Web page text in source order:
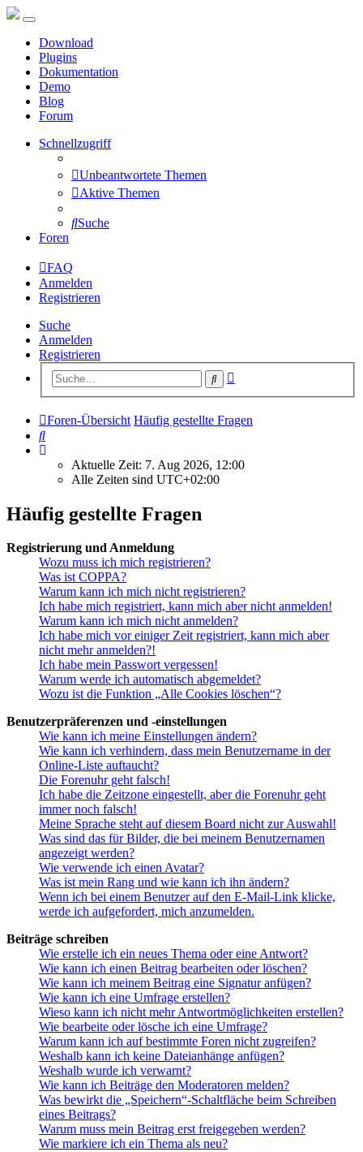
Download
Plugins
Dokumentation
Demo
Blog
Forum
Schnellzugriff
Unbeantwortete Themen
Aktive Themen
Suche
Foren
FAQ
Anmelden
Registrieren
Suche
Anmelden
Registrieren
Suche
Foren-Übersicht Häufig gestellte Fragen
Suche
Aktuelle Zeit: 7. Aug 2026, 12:00
Alle Zeiten sind UTC+02:00
Häufig gestellte Fragen
Registrierung und Anmeldung
Wozu muss ich mich registrieren?
Was ist COPPA?
Warum kann ich mich nicht registrieren?
Ich habe mich registriert, kann mich aber nicht anmelden!
Warum kann ich mich nicht anmelden?
Ich habe mich vor einiger Zeit registriert, kann mich aber
nicht mehr anmelden?!
Ich habe mein Passwort vergessen!
Warum werde ich automatisch abgemeldet?
Wozu ist die Funktion „Alle Cookies löschen“?
Benutzerpräferenzen und -einstellungen
Wie kann ich meine Einstellungen ändern?
Wie kann ich verhindern, dass mein Benutzername in der
Online-Liste auftaucht?
Die Forenuhr geht falsch!
Ich habe die Zeitzone eingestellt, aber die Forenuhr geht
immer noch falsch!
Meine Sprache steht auf diesem Board nicht zur Auswahl!
Was sind das für Bilder, die bei meinem Benutzernamen
angezeigt werden?
Wie verwende ich einen Avatar?
Was ist mein Rang und wie kann ich ihn ändern?
Wenn ich bei einem Benutzer auf den E-Mail-Link klicke,
werde ich aufgefordert, mich anzumelden.
Beiträge schreiben
Wie erstelle ich ein neues Thema oder eine Antwort?
Wie kann ich einen Beitrag bearbeiten oder löschen?
Wie kann ich meinem Beitrag eine Signatur anfügen?
Wie kann ich eine Umfrage erstellen?
Wieso kann ich nicht mehr Antwortmöglichkeiten erstellen?
Wie bearbeite oder lösche ich eine Umfrage?
Warum kann ich auf bestimmte Foren nicht zugreifen?
Weshalb kann ich keine Dateianhänge anfügen?
Weshalb wurde ich verwarnt?
Wie kann ich Beiträge den Moderatoren melden?
Was bewirkt die „Speichern“-Schaltfläche beim Schreiben
eines Beitrags?
Warum muss mein Beitrag erst freigegeben werden?
Wie markiere ich ein Thema als neu?